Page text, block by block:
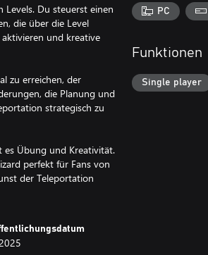
Du steuerst einen
die über die Level
und kreative
zu erreichen, der
die Planung und
strategisch zu
es Übung und Kreativität.
perfekt für Fans von
der Teleportation
PC
Funktionen
Single player